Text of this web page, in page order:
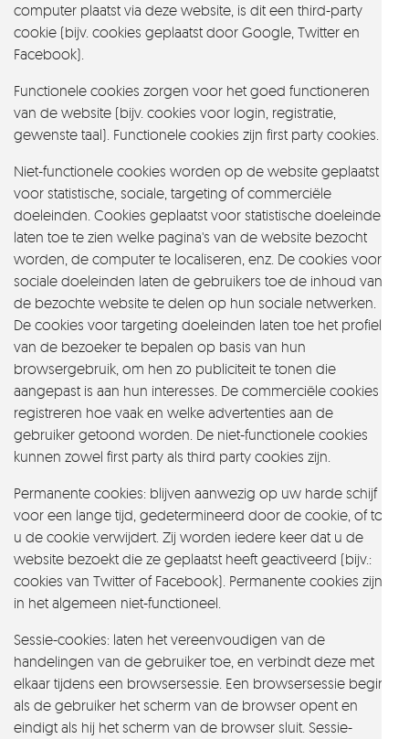
computer plaatst via deze website, is dit een third-party
cookie (bijv. cookies geplaatst door Google, Twitter en
Facebook).
Functionele cookies zorgen voor het goed functioneren
van de website (bijv. cookies voor login, registratie,
gewenste taal). Functionele cookies zijn first party cookies.
Niet-functionele cookies worden op de website geplaatst
voor statistische, sociale, targeting of commerciële
doeleinden. Cookies geplaatst voor statistische doeleinden
laten toe te zien welke pagina's van de website bezocht
worden, de computer te localiseren, enz. De cookies voor
sociale doeleinden laten de gebruikers toe de inhoud van
de bezochte website te delen op hun sociale netwerken.
De cookies voor targeting doeleinden laten toe het profiel
van de bezoeker te bepalen op basis van hun
browsergebruik, om hen zo publiciteit te tonen die
aangepast is aan hun interesses. De commerciële cookies
registreren hoe vaak en welke advertenties aan de
gebruiker getoond worden. De niet-functionele cookies
kunnen zowel first party als third party cookies zijn.
Permanente cookies: blijven aanwezig op uw harde schijf
voor een lange tijd, gedetermineerd door de cookie, of tot
u de cookie verwijdert. Zij worden iedere keer dat u de
website bezoekt die ze geplaatst heeft geactiveerd (bijv.:
cookies van Twitter of Facebook). Permanente cookies zijn
in het algemeen niet-functioneel.
Sessie-cookies: laten het vereenvoudigen van de
handelingen van de gebruiker toe, en verbindt deze met
elkaar tijdens een browsersessie. Een browsersessie begint
als de gebruiker het scherm van de browser opent en
eindigt als hij het scherm van de browser sluit. Sessie-